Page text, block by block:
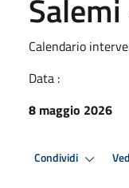
Calendario
Data :
8 maggio 2026
Condividi